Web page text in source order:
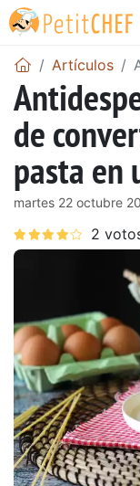
Artículos
de
pasta en
martes 22 octubre